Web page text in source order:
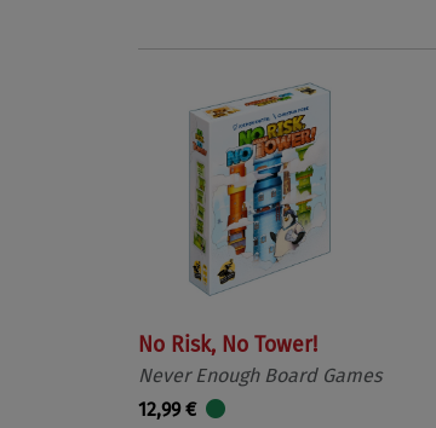
No Risk, No Tower!
Never Enough Board Games
12,99 €